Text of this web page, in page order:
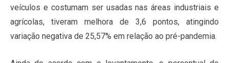
veículos e costumam ser usadas nas áreas industriais e
agrícolas, tiveram melhora de 3,6 pontos, atingindo
variação negativa de 25,57% em relação ao pré-pandemia.